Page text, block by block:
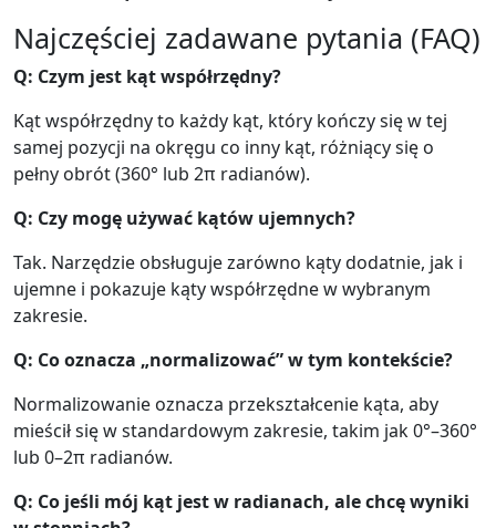
Najczęściej zadawane pytania (FAQ)
Q: Czym jest kąt współrzędny?
Kąt współrzędny to każdy kąt, który kończy się w tej
samej pozycji na okręgu co inny kąt, różniący się o
pełny obrót (360° lub 2π radianów).
Q: Czy mogę używać kątów ujemnych?
Tak. Narzędzie obsługuje zarówno kąty dodatnie, jak i
ujemne i pokazuje kąty współrzędne w wybranym
zakresie.
Q: Co oznacza „normalizować” w tym kontekście?
Normalizowanie oznacza przekształcenie kąta, aby
mieścił się w standardowym zakresie, takim jak 0°–360°
lub 0–2π radianów.
Q: Co jeśli mój kąt jest w radianach, ale chcę wyniki